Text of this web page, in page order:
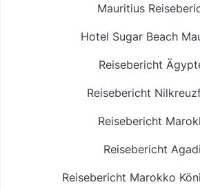
Mauritius
Hotel Sugar Beach
Reisebericht
Reisebericht
Reisebericht
Reisebericht
Reisebericht Marokko